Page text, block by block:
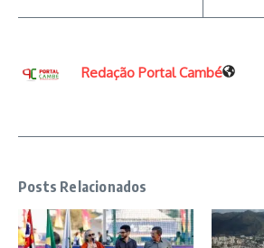
Redação Portal Cambé
Posts Relacionados